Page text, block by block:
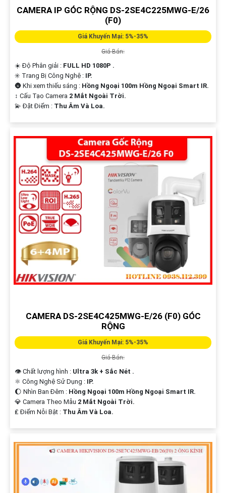
CAMERA IP GÓC RỘNG DS-2SE4C225MWG-E/26
(F0)
Giá Khuyến Mại: 5%-35%
Giá Bán:
☀️ Độ Phân giải : FULL HD 1080P .
✳️ Trang Bị Công Nghệ : IP.
🌚 Khi xem thiếu sáng : Hồng Ngoại 100m Hồng Ngoại Smart IR.
↕️ Cấu Tạo Camera 2 Mắt Ngoài Trời.
️💫 Đặt Điểm : Thu Âm Và Loa.
CAMERA DS-2SE4C425MWG-E/26 (F0) GÓC
RỘNG
Giá Khuyến Mại: 5%-35%
Giá Bán:
👁 Chất lượng hình : Ultra 3k + Sắc Nét .
⚛️ Công Nghệ Sử Dụng : IP.
🌔 Nhìn Ban Đêm : Hồng Ngoại 100m Hồng Ngoại Smart IR.
💎 Camera Theo Mẫu 2 Mắt Ngoài Trời.
️₤ Điểm Nỗi Bật : Thu Âm Và Loa.